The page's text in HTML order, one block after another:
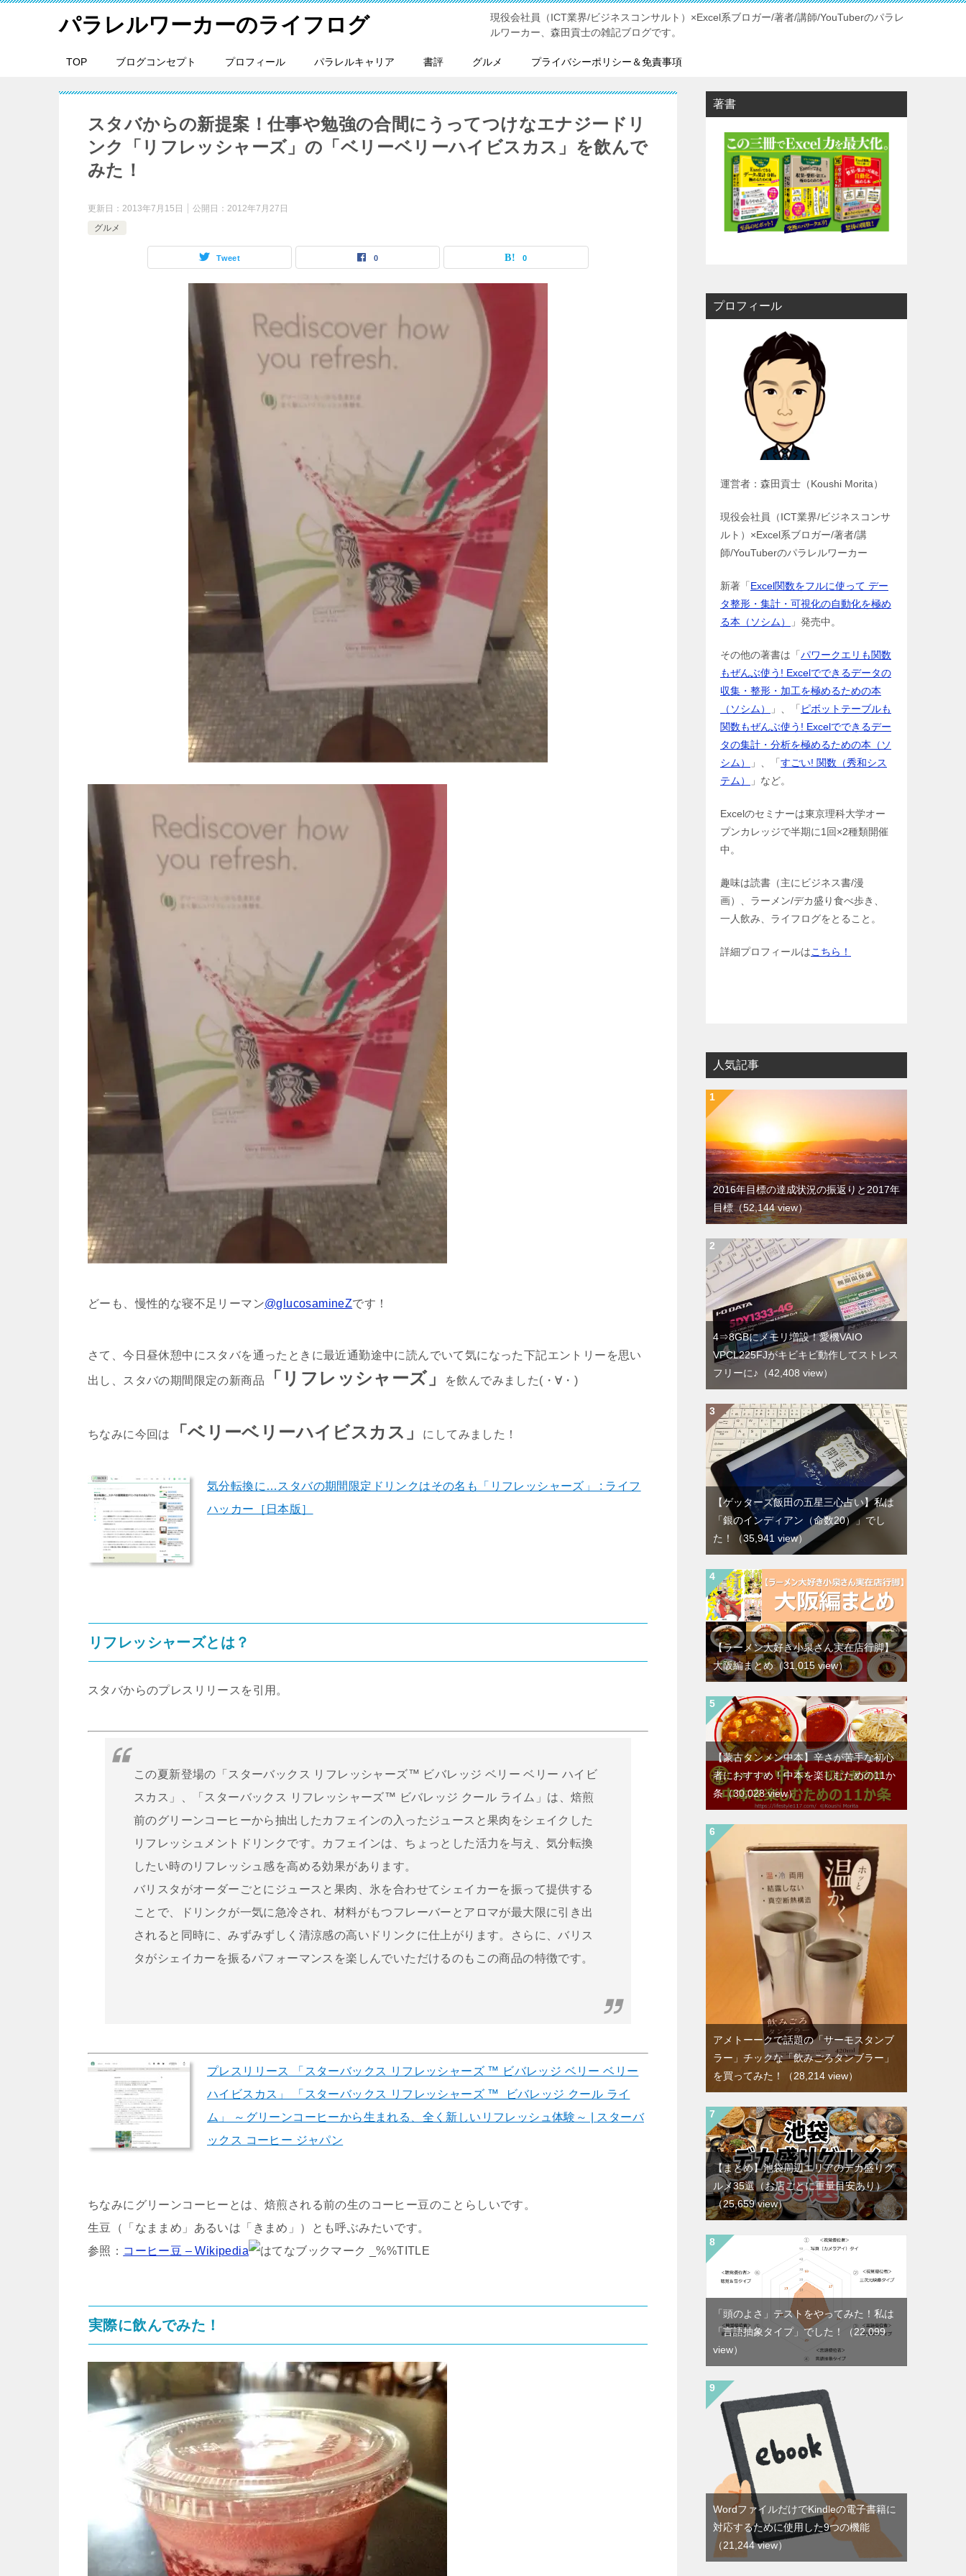
パラレルワーカーのライフログ
現役会社員（ICT業界/ビジネスコンサルト）×Excel系ブロガー/著者/講師/YouTuberのパラレ
ルワーカー、森田貢士の雑記ブログです。
TOP ブログコンセプト プロフィール パラレルキャリア 書評 グルメ プライバシーポリシー＆免責事項
スタバからの新提案！仕事や勉強の合間にうってつけなエナジードリ
ンク「リフレッシャーズ」の「ベリーベリーハイビスカス」を飲んで
みた！
更新日： 2013年7月15日 公開日： 2012年7月27日
グルメ
Tweet 0 0
どーも、慢性的な寝不足リーマン@glucosamineZです！
さて、今日昼休憩中にスタバを通ったときに最近通勤途中に読んでいて気になった下記エントリーを思い
出し、スタバの期間限定の新商品 「リフレッシャーズ」 を飲んでみました(・∀・)
ちなみに今回は 「ベリーベリーハイビスカス」 にしてみました！
気分転換に…スタバの期間限定ドリンクはその名も「リフレッシャーズ」 : ライフ
ハッカー［日本版］
リフレッシャーズとは？
スタバからのプレスリリースを引用。
この夏新登場の「スターバックス リフレッシャーズ™ ビバレッジ ベリー ベリー ハイビ
スカス」、「スターバックス リフレッシャーズ™ ビバレッジ クール ライム」は、焙煎
前のグリーンコーヒーから抽出したカフェインの入ったジュースと果肉をシェイクした
リフレッシュメントドリンクです。カフェインは、ちょっとした活力を与え、気分転換
したい時のリフレッシュ感を高める効果があります。
バリスタがオーダーごとにジュースと果肉、氷を合わせてシェイカーを振って提供する
ことで、ドリンクが一気に急冷され、材料がもつフレーバーとアロマが最大限に引き出
されると同時に、みずみずしく清涼感の高いドリンクに仕上がります。さらに、バリス
タがシェイカーを振るパフォーマンスを楽しんでいただけるのもこの商品の特徴です。
プレスリリース 「スターバックス リフレッシャーズ ™ ビバレッジ ベリー ベリー
ハイビスカス」 「スターバックス リフレッシャーズ ™ ビバレッジ クール ライ
ム」 ～グリーンコーヒーから生まれる、全く新しいリフレッシュ体験～ | スターバ
ックス コーヒー ジャパン
ちなみにグリーンコーヒーとは、焙煎される前の生のコーヒー豆のことらしいです。
生豆（「なままめ」あるいは「きまめ」）とも呼ぶみたいです。
参照： コーヒー豆 – Wikipedia
実際に飲んでみた！
著書
プロフィール
運営者：森田貢士（Koushi Morita）
現役会社員（ICT業界/ビジネスコンサ
ルト）×Excel系ブロガー/著者/講
師/YouTuberのパラレルワーカー
新著「 Excel関数をフルに使って デー
タ整形・集計・可視化の自動化を極め
る本（ソシム）
」発売中。
その他の著書は「 パワークエリも関数
もぜんぶ使う! Excelでできるデータの
収集・整形・加工を極めるための本
（ソシム）
」、「 ピボットテーブルも
関数もぜんぶ使う! Excelでできるデー
タの集計・分析を極めるための本（ソ
シム）
」、「 すごい! 関数（秀和シス
テム）
」など。
Excelのセミナーは東京理科大学オー
プンカレッジで半期に1回×2種類開催
中。
趣味は読書（主にビジネス書/漫
画）、ラーメン/デカ盛り食べ歩き、
一人飲み、ライフログをとること。
詳細プロフィールはこちら！
人気記事
2016年目標の達成状況の振返りと2017年
目標（52,144 view）
4⇒8GBにメモリ増設！愛機VAIO
VPCL225FJがキビキビ動作してストレス
フリーに♪ （42,408 view）
【ゲッターズ飯田の五星三心占い】私は
「銀のインディアン（命数20）」でし
た！
（35,941 view）
【ラーメン大好き小泉さん実在店行脚】
大阪編まとめ（31,015 view）
【蒙古タンメン中本】辛さが苦手な初心
者におすすめ！中本を楽しむための11か
条（30,028 view）
アメトーークで話題の「サーモスタンブ
ラー」チックな「飲みごろタンブラー」
を買ってみた！
（28,214 view）
【まとめ】池袋周辺エリアのデカ盛りグ
ルメ35選（お店ごとに重量目安あり）
（25,659 view）
「頭のよさ」テストをやってみた！私は
「言語抽象タイプ」でした！
（22,099
view）
WordファイルだけでKindleの電子書籍に
対応するために使用した9つの機能
（21,244 view）